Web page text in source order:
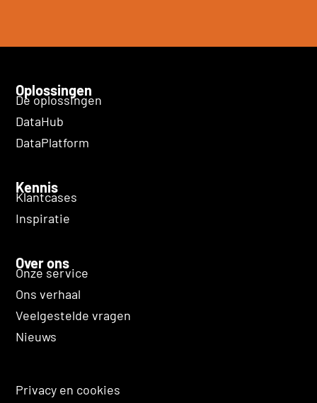
Oplossingen
De oplossingen
DataHub
DataPlatform
Kennis
Klantcases
Inspiratie
Over ons
Onze service
Ons verhaal
Veelgestelde vragen
Nieuws
Privacy en cookies